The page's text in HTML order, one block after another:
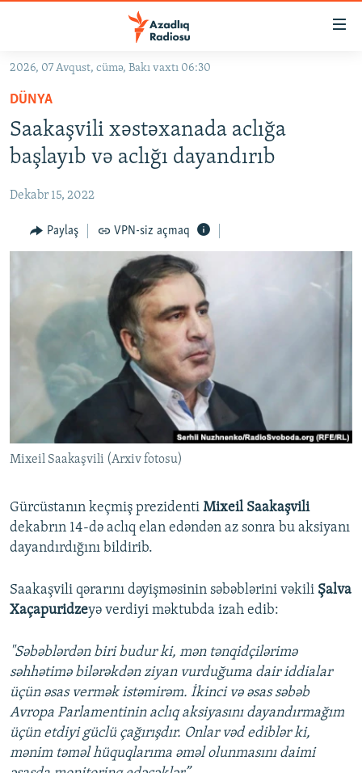
Əsas
qayıt
Əsas
naviqasiyaya
qayıt
Axtarışa
#İZAHLA
KORRUPSIOMETR
#ƏSLINDƏ
FƏRQƏ BAX
QANUNI DOĞRU
MULTIMEDIA
VIDEO
İNFOQRAFIKA
KARIKATURA
RADIO ARXIV
AZƏRBAYCAN ƏDƏBIYYATI KITABXANASI
İSLAM VƏ DEMOKRATIYA
İZ - MƏDƏNIYYƏT PROQRAMI
MISSIYAMIZ
PEŞƏ ETIKASI VƏ JURNALISTIKA STANDARTLARIMIZ
MATERIALLARIMIZDAN ISTIFADƏ
AZADLIQRADIOSU MOBIL TELEFONUNUZDA
XƏBƏR BÜLLETENLƏRIMIZ
RFE/RL-in bütün saytları
2026, 07 Avqust, cümə, Bakı vaxtı 06:30
DÜNYA
Saakaşvili xəstəxanada aclığa
başlayıb və aclığı dayandırıb
Dekabr 15, 2022
Paylaş VPN-siz açmaq
Mixeil Saakaşvili (Arxiv fotosu)
Gürcüstanın keçmiş prezidenti Mixeil Saakaşvili
dekabrın 14-də aclıq elan edəndən az sonra bu aksiyanı
dayandırdığını bildirib.
Saakaşvili qərarını dəyişməsinin səbəblərini vəkili Şalva
Xaçapuridzeyə verdiyi məktubda izah edib:
"Səbəblərdən biri budur ki, mən tənqidçilərimə
səhhətimə bilərəkdən ziyan vurduğuma dair iddialar
üçün əsas vermək istəmirəm. İkinci və əsas səbəb
Avropa Parlamentinin aclıq aksiyasını dayandırmağım
üçün etdiyi güclü çağırışdır. Onlar vəd ediblər ki,
mənim təməl hüquqlarıma əməl olunmasını daimi